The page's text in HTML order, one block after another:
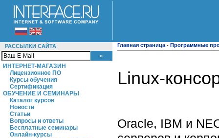
РАССЫЛКИ САЙТА
ИНТЕРНЕТ-МАГАЗИН
Лицензионное ПО
Курсы обучения
Сертификация
ОБУЧЕНИЕ И СЕМИНАРЫ
Каталог курсов
Новости
Статьи
Вопросы и ответы
Бесплатные семинары
Онлайн-курсы
Главная страница - Программные
Linuх-
Oracle, IBM и